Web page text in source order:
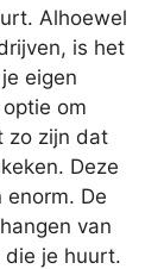
Alhoewel
is het
eigen
om
zo zijn dat
Deze
De
van
je huurt.